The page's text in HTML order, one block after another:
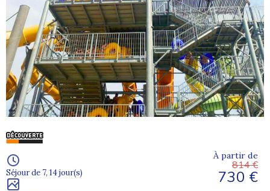
Séjour de 7, 14 jour(s)
À partir de
814 €
730 €